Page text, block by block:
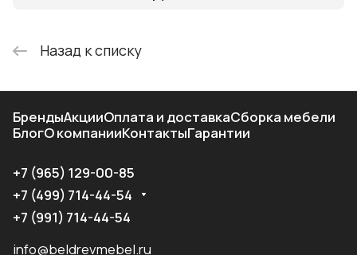
Назад к списку
БрендыАкцииОплата и доставкаСборка мебели
БлогО компанииКонтактыГарантии
+7 (965) 129-00-85
+7 (499) 714-44-54
+7 (991) 714-44-54
info@beldrevmebel.ru